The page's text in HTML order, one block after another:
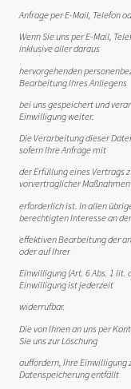
Anfrage per E-Mail, Telefon
Wenn Sie uns per E-Mail,
inklusive aller daraus
hervorgehenden
Bearbeitung Ihres Anliegens
bei uns gespeichert und
Einwilligung weiter.
Die Verarbeitung dieser
sofern Ihre Anfrage mit
der Erfüllung eines Vertrags
vorvertraglicher Maßnahmen
erforderlich ist. In allen
berechtigten Interesse an der
effektiven Bearbeitung der
oder auf Ihrer
Einwilligung (Art. 6 Abs. 1 lit.
Einwilligung ist jederzeit
widerrufbar.
Die von Ihnen an uns per
Sie uns zur Löschung
auffordern, Ihre Einwilligung
Datenspeicherung entfällt